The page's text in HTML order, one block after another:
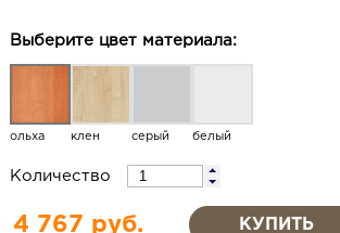
Выберите цвет материала:
ольха клен серый белый
Количество
4 767 руб.